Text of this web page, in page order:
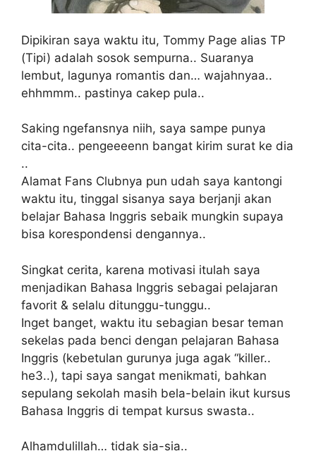
Dipikiran saya waktu itu, Tommy Page alias TP
(Tipi) adalah sosok sempurna.. Suaranya
lembut, lagunya romantis dan… wajahnyaa..
ehhmmm.. pastinya cakep pula..
Saking ngefansnya niih, saya sampe punya
cita-cita.. pengeeeenn bangat kirim surat ke dia
..
Alamat Fans Clubnya pun udah saya kantongi
waktu itu, tinggal sisanya saya berjanji akan
belajar Bahasa Inggris sebaik mungkin supaya
bisa korespondensi dengannya..
Singkat cerita, karena motivasi itulah saya
menjadikan Bahasa Inggris sebagai pelajaran
favorit & selalu ditunggu-tunggu..
Inget banget, waktu itu sebagian besar teman
sekelas pada benci dengan pelajaran Bahasa
Inggris (kebetulan gurunya juga agak “killer..
he3..), tapi saya sangat menikmati, bahkan
sepulang sekolah masih bela-belain ikut kursus
Bahasa Inggris di tempat kursus swasta..
Alhamdulillah… tidak sia-sia..